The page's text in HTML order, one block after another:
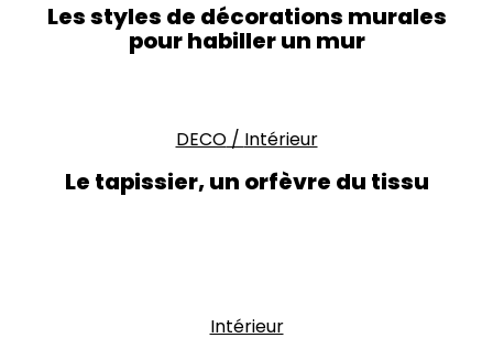
Les styles de décorations murales
pour habiller un mur
DECO/ Intérieur
Le tapissier, un orfèvre du tissu
Intérieur